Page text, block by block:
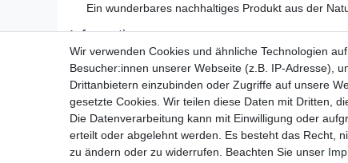
Ein wunderbares nachhaltiges Produkt aus der
Informationen
Zahlungsmöglichkeiten
Versandinformationen
Kontakt
Wiederverkäufer / Händler
Wir verwenden Cookies und ähnliche Technologien
Besucher:innen unserer Webseite (z.B. IP-Adresse),
Drittanbietern einzubinden oder Zugriffe auf unsere
gesetzte Cookies. Wir teilen diese Daten mit Dritten,
Die Datenverarbeitung kann mit Einwilligung oder
erteilt oder abgelehnt werden. Es besteht das Recht,
zu ändern oder zu widerrufen. Beachten Sie unser